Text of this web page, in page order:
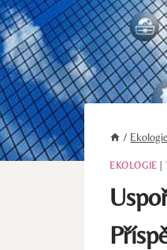
/ Ekologie
EKOLOGIE